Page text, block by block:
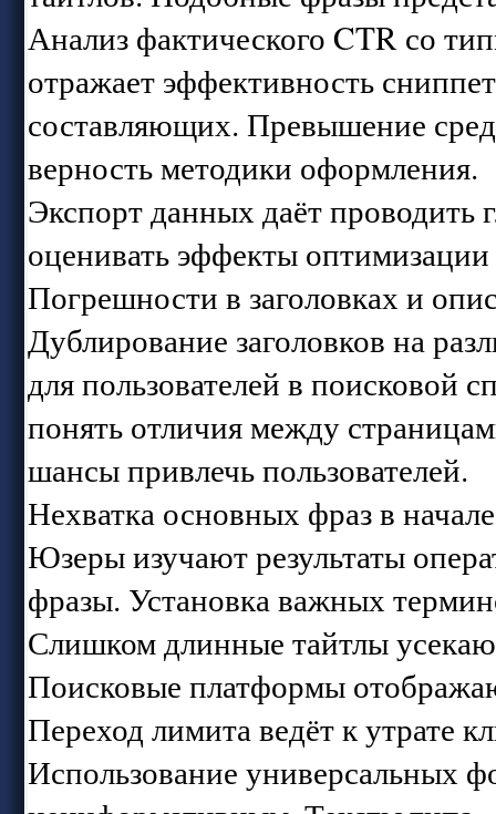
Анализ фактического CTR со
отражает эффективность
составляющих. Превышение
верность методики оформления.
Экспорт данных даёт проводить
оценивать эффекты
Погрешности в заголовках и
Дублирование заголовков на
для пользователей в поисковой
понять отличия между
шансы привлечь пользователей.
Нехватка основных фраз в
Юзеры изучают результаты
фразы. Установка важных
Слишком длинные тайтлы
Поисковые платформы
Переход лимита ведёт к утрате
Использование универсальных